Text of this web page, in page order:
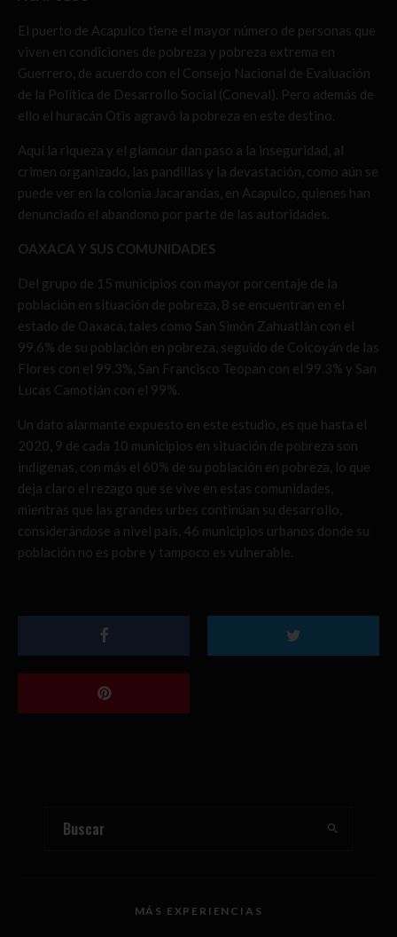
El puerto de Acapulco tiene el mayor número de personas que
viven en condiciones de pobreza y pobreza extrema en
Guerrero, de acuerdo con el Consejo Nacional de Evaluación
de la Política de Desarrollo Social (Coneval). Pero además de
ello el huracán Otis agravó la pobreza en este destino.
Aquí la riqueza y el glamour dan paso a la inseguridad, al
crimen organizado, las pandillas y la devastación, como aún se
puede ver en la colonia Jacarandas, en Acapulco, quienes han
denunciado el abandono por parte de las autoridades.
OAXACA Y SUS COMUNIDADES
Del grupo de 15 municipios con mayor porcentaje de la
población en situación de pobreza, 8 se encuentran en el
estado de Oaxaca, tales como San Simón Zahuatlán con el
99.6% de su población en pobreza, seguido de Coicoyán de las
Flores con el 99.3%, San Francisco Teopan con el 99.3% y San
Lucas Camotlán con el 99%.
Un dato alarmante expuesto en este estudio, es que hasta el
2020, 9 de cada 10 municipios en situación de pobreza son
indígenas, con más el 60% de su población en pobreza, lo que
deja claro el rezago que se vive en estas comunidades,
mientras que las grandes urbes continúan su desarrollo,
considerándose a nivel país, 46 municipios urbanos donde su
población no es pobre y tampoco es vulnerable.
MÁS EXPERIENCIAS